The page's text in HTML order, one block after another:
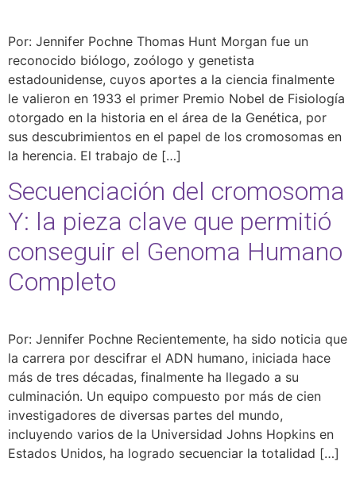
Por: Jennifer Pochne Thomas Hunt Morgan fue un
reconocido biólogo, zoólogo y genetista
estadounidense, cuyos aportes a la ciencia finalmente
le valieron en 1933 el primer Premio Nobel de Fisiología
otorgado en la historia en el área de la Genética, por
sus descubrimientos en el papel de los cromosomas en
la herencia. El trabajo de […]
Secuenciación del cromosoma
Y: la pieza clave que permitió
conseguir el Genoma Humano
Completo
Por: Jennifer Pochne Recientemente, ha sido noticia que
la carrera por descifrar el ADN humano, iniciada hace
más de tres décadas, finalmente ha llegado a su
culminación. Un equipo compuesto por más de cien
investigadores de diversas partes del mundo,
incluyendo varios de la Universidad Johns Hopkins en
Estados Unidos, ha logrado secuenciar la totalidad […]